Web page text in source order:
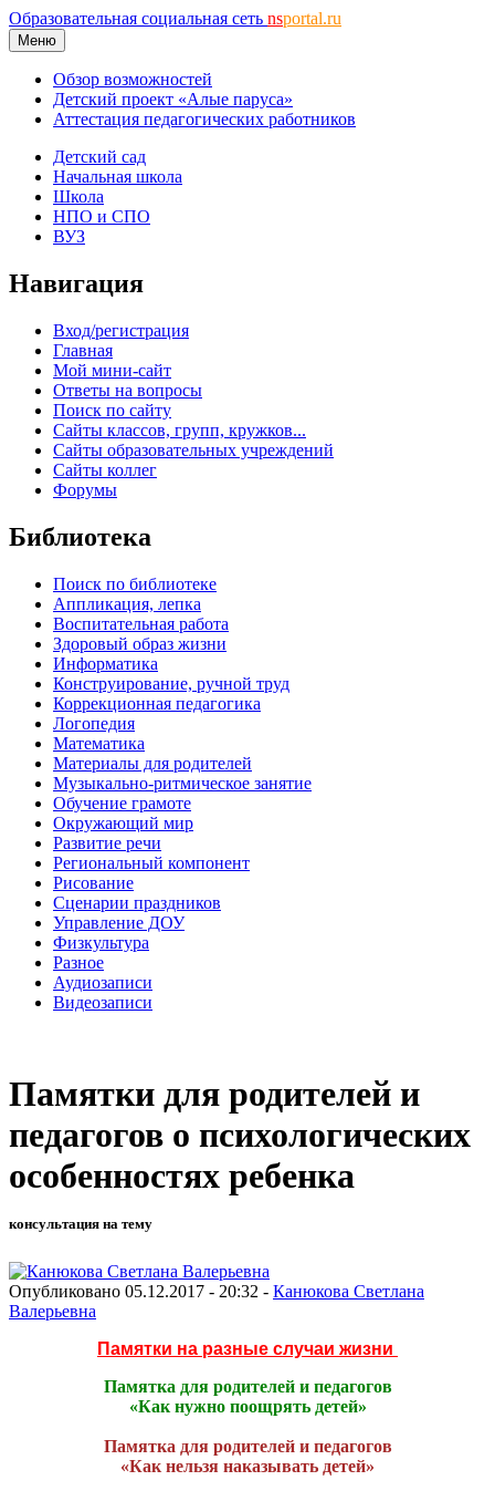
Образовательная социальная сеть nsportal.ru
Меню
Обзор возможностей
Детский проект «Алые паруса»
Аттестация педагогических работников
Детский сад
Начальная школа
Школа
НПО и СПО
ВУЗ
Навигация
Вход/регистрация
Главная
Мой мини-сайт
Ответы на вопросы
Поиск по сайту
Сайты классов, групп, кружков...
Сайты образовательных учреждений
Сайты коллег
Форумы
Библиотека
Поиск по библиотеке
Аппликация, лепка
Воспитательная работа
Здоровый образ жизни
Информатика
Конструирование, ручной труд
Коррекционная педагогика
Логопедия
Математика
Материалы для родителей
Музыкально-ритмическое занятие
Обучение грамоте
Окружающий мир
Развитие речи
Региональный компонент
Рисование
Сценарии праздников
Управление ДОУ
Физкультура
Разное
Аудиозаписи
Видеозаписи
Памятки для родителей и
педагогов о психологических
особенностях ребенка
консультация на тему
Опубликовано 05.12.2017 - 20:32 - Канюкова Светлана
Валерьевна
Памятки на разные случаи жизни
Памятка для родителей и педагогов
«Как нужно поощрять детей»
Памятка для родителей и педагогов
«Как нельзя наказывать детей»